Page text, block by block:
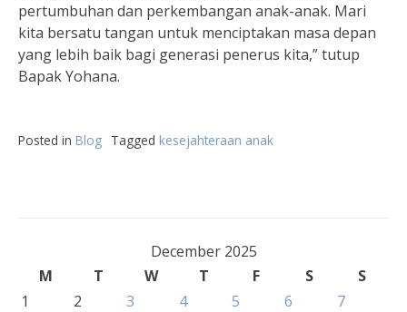
pertumbuhan dan perkembangan anak-anak. Mari
kita bersatu tangan untuk menciptakan masa depan
yang lebih baik bagi generasi penerus kita,” tutup
Bapak Yohana.
Posted in Blog Tagged kesejahteraan anak
December 2025
M
T W T F S
S
1
2 3 4 5 6
7